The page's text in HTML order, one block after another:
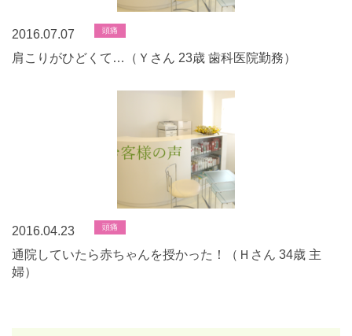
2016.07.07 頭痛
肩こりがひどくて…（Ｙさん 23歳 歯科医院勤務）
2016.04.23 頭痛
通院していたら赤ちゃんを授かった！（Ｈさん 34歳 主
婦）